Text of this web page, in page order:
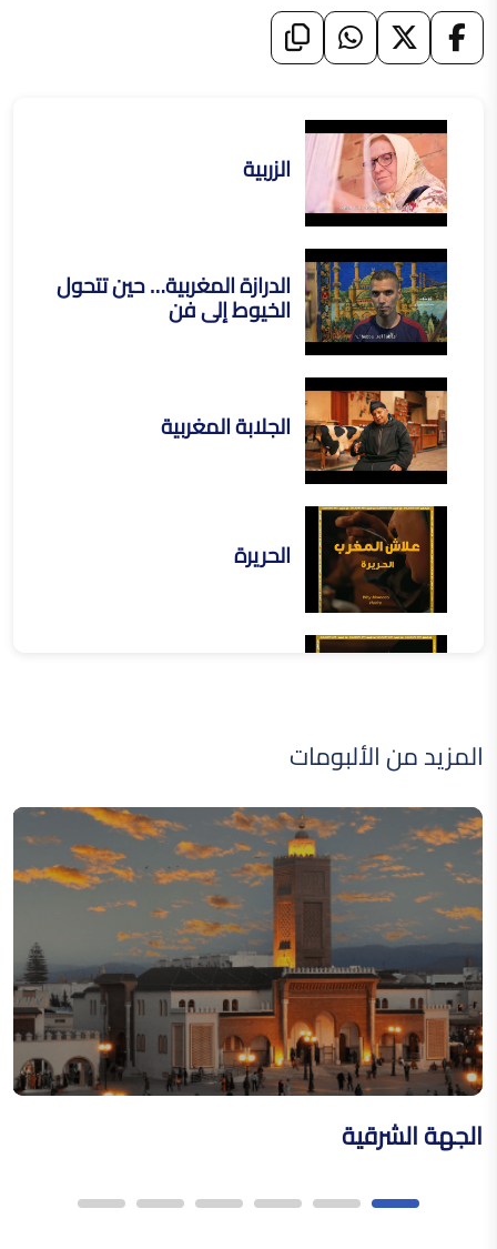
الزربية
الدرازة المغربية… حين تتحول
الخيوط إلى فن
الجلابة المغربية
الحريرة
القفطان المغربي
فن النقش على المعادن
فن الزخرفة على الخشب
القفطان
المزيد من الألبومات
الجهة الشرقية